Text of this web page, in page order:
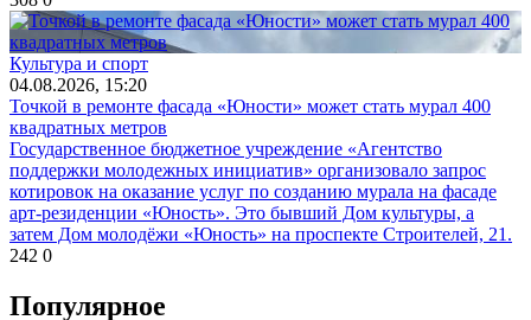
Культура и спорт
04.08.2026, 15:20
Точкой в ремонте фасада «Юности» может стать мурал 400
квадратных метров
Государственное бюджетное учреждение «Агентство
поддержки молодежных инициатив» организовало запрос
котировок на оказание услуг по созданию мурала на фасаде
арт-резиденции «Юность». Это бывший Дом культуры, а
затем Дом молодёжи «Юность» на проспекте Строителей, 21.
242 0
Популярное